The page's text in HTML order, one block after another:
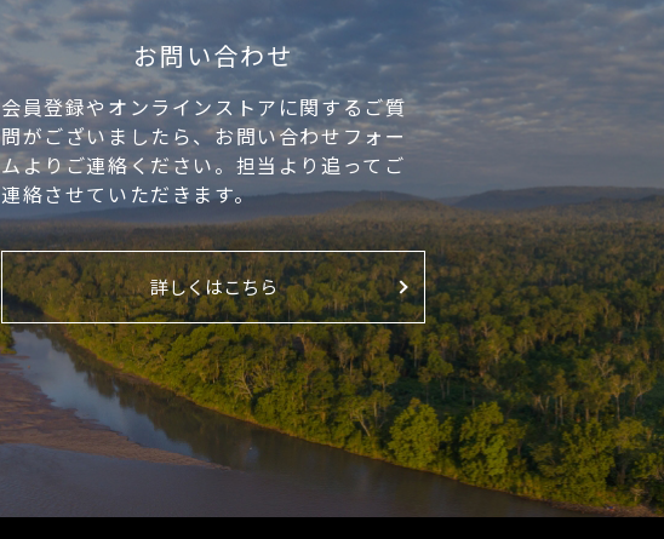
お問い合わせ
会員登録やオンラインストアに関するご質
問がございましたら、お問い合わせフォー
ムよりご連絡ください。担当より追ってご
連絡させていただきます。
詳しくはこちら